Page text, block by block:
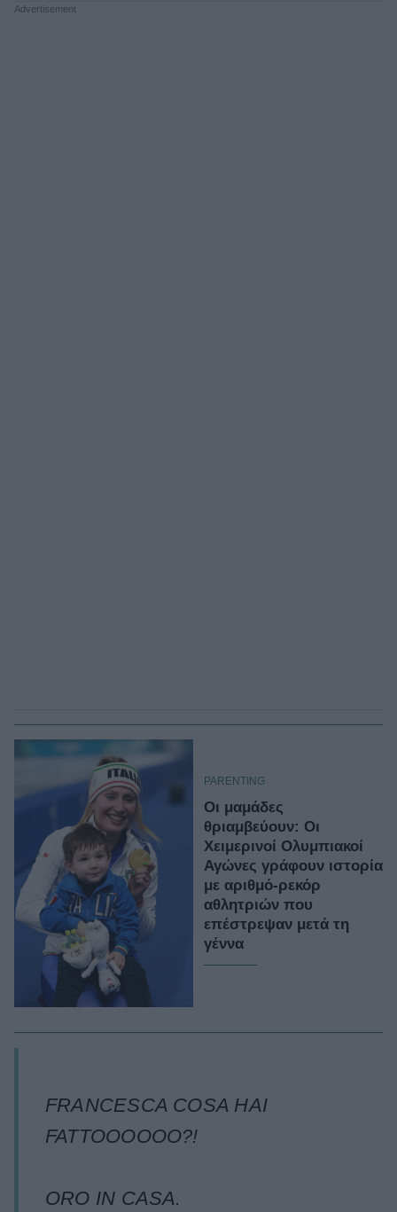
PARENTING
Οι μαμάδες
θριαμβεύουν: Οι
Χειμερινοί Ολυμπιακοί
Αγώνες γράφουν ιστορία
με αριθμό-ρεκόρ
αθλητριών που
επέστρεψαν μετά τη
γέννα
FRANCESCA COSA HAI
FATTOOOOOO?!
ORO IN CASA.